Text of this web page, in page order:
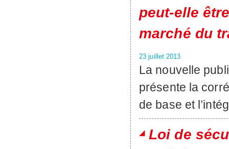
peut-elle
marché du
23 juillet 2013
La nouvelle
présente la
de base et
Loi de